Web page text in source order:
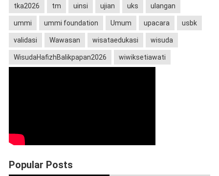
tka2026 tm uinsi ujian uks ulangan
ummi ummi foundation Umum upacara usbk
validasi Wawasan wisataedukasi wisuda
WisudaHafizhBalikpapan2026 wiwiksetiawati
Popular Posts